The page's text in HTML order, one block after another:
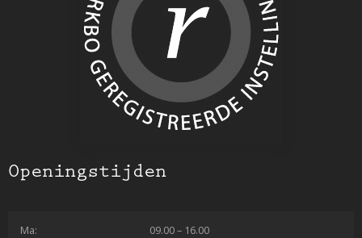
Openingstijden
Ma: 09.00 – 16.00